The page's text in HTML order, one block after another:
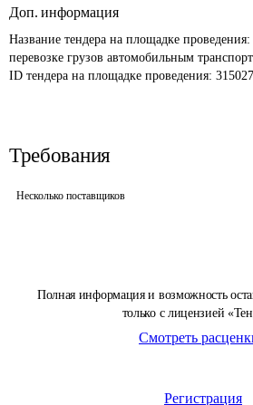
Полная информация и возможность
только с лицензией
Смотреть
Регистрация
Доп. информация
Название тендера на площадке проведения:
перевозке грузов автомобильным
ID тендера на площадке проведения:
Требования
Несколько поставщиков